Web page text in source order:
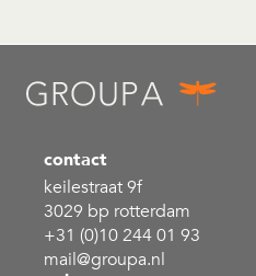
contact
keilestraat 9f
3029 bp rotterdam
+31 (0)10 244 01 93
mail@groupa.nl